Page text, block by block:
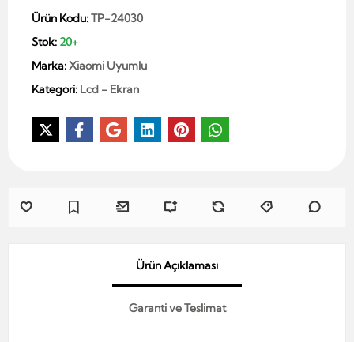
Ürün Kodu:TP-24030
Stok: 20+
Marka:Xiaomi Uyumlu
Kategori: Lcd - Ekran
Ürün Açıklaması
Garanti ve Teslimat